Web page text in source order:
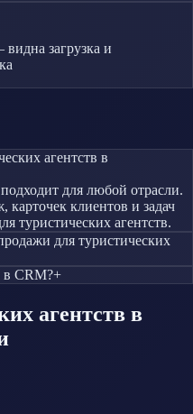
загрузка и
агентств в
для любой отрасли.
карточек клиентов и задач
туристических агентств.
для туристических
в CRM?+
агентств в